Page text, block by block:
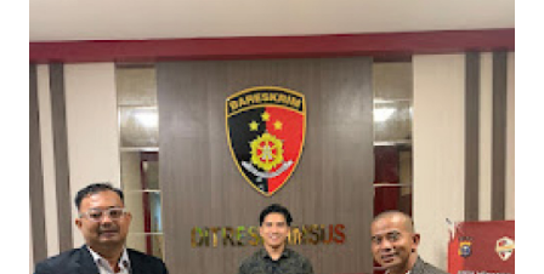
PERISTIWA
Informasi
INDEKS
BERITA